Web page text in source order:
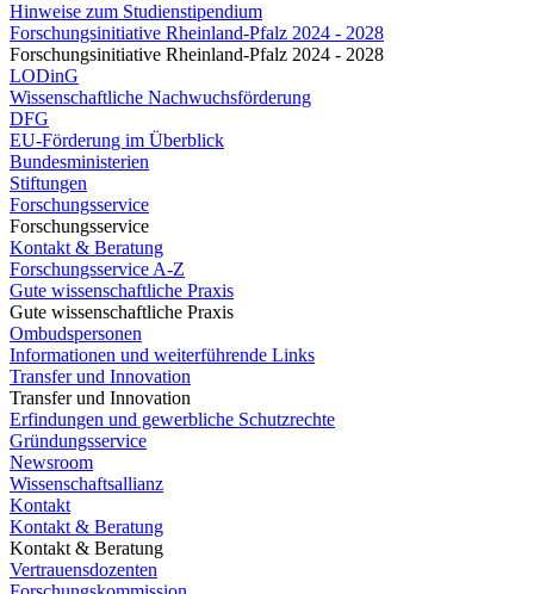
Hinweise zum Studienstipendium
Forschungsinitiative Rheinland-Pfalz 2024 - 2028
Forschungsinitiative Rheinland-Pfalz 2024 - 2028
LODinG
Wissenschaftliche Nachwuchsförderung
DFG
EU-Förderung im Überblick
Bundesministerien
Stiftungen
Forschungsservice
Forschungsservice
Kontakt & Beratung
Forschungsservice A-Z
Gute wissenschaftliche Praxis
Gute wissenschaftliche Praxis
Ombudspersonen
Informationen und weiterführende Links
Transfer und Innovation
Transfer und Innovation
Erfindungen und gewerbliche Schutzrechte
Gründungsservice
Newsroom
Wissenschaftsallianz
Kontakt
Kontakt & Beratung
Kontakt & Beratung
Vertrauensdozenten